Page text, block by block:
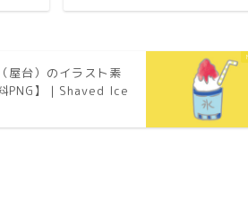
屋台）のイラスト素
PNG】｜Shaved Ice